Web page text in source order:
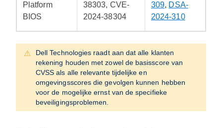
Platform
BIOS
38303, CVE-
2024-38304
309, DSA-
2024-310
Dell Technologies raadt aan dat alle klanten
rekening houden met zowel de basisscore van
CVSS als alle relevante tijdelijke en
omgevingsscores die gevolgen kunnen hebben
voor de mogelijke ernst van de specifieke
beveiligingsproblemen.